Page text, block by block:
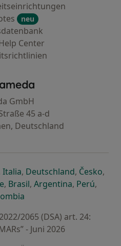
neu
Center
Jameda - Startseite
GmbH
45 a-d
Deutschland
Registerkarte
neuen Registerkarte
in einer neuen
Italiaöffnet in einer neuen
, Deutschlandöffnet in
, Česko,
neuen Registerkarte
in einer neuen Registerkarte
öffnet in einer neuen
, Brasilöffnet in einer neuen
, Argentinaöffnet in
, Perúöffnet
,
2065 (DSA) art. 24:
- Juni 2026